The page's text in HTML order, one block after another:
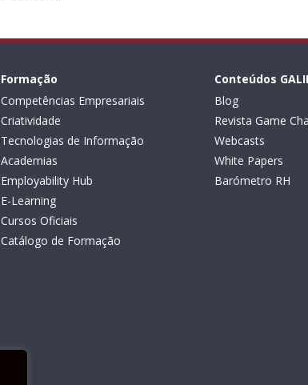
Formação
Competências Empresariais
Criatividade
Tecnologias de Informação
Academias
Employability Hub
E-Learning
Cursos Oficiais
Catálogo de Formação
Conteúdos
Blog
Revista Game
Webcasts
White Papers
Barómetro RH